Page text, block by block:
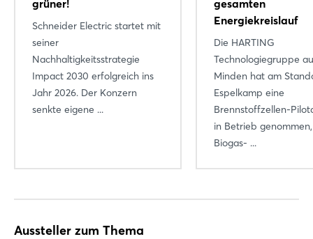
grüner!
Schneider Electric startet mit
seiner
Nachhaltigkeitsstrategie
Impact 2030 erfolgreich ins
Jahr 2026. Der Konzern
senkte eigene ...
gesamten
Energiekreislauf
Die HARTING
Technologiegruppe
Minden hat am
Espelkamp eine
Brennstoffzellen-
in Betrieb
Biogas- ...
Aussteller zum Thema
Einloggen
Passwort vergessen?
Noch nicht angemeldet?